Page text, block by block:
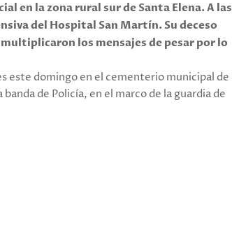
en la zona rural sur de Santa Elena. A las
del Hospital San Martín. Su deceso
los mensajes de pesar por lo
este domingo en el cementerio municipal de
de Policía, en el marco de la guardia de